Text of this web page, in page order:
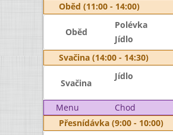
Oběd (11:00 - 14:00)
Oběd
Polévka
Jídlo
Svačina (14:00 - 14:30)
Svačina
Jídlo
Menu Chod
Přesnídávka (9:00 - 10:00)